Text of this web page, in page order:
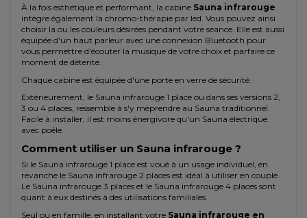
À la fois esthétique et performant, la cabine Sauna infrarouge
intègre également la chromo-thérapie par led. Vous pouvez ainsi
choisir la ou les couleurs désirées pendant votre séance. Elle est aussi
équipée d'un haut parleur avec une connexion Bluetooth pour
vous permettre d'écouter la musique de votre choix et parfaire ce
moment de détente.
Chaque cabine est équipée d'une porte en verre de sécurité.
Extérieurement, le Sauna infrarouge 1 place ou dans ses versions 2,
3 ou 4 places, ressemble à s'y méprendre au Sauna traditionnel.
Facile à installer, il est moins énergivore qu'un Sauna électrique
avec poêle.
Comment utiliser un Sauna infrarouge ?
Si le Sauna infrarouge 1 place est voué à un usage individuel, en
revanche le Sauna infrarouge 2 places est idéal à utiliser en couple.
Le Sauna infrarouge 3 places et le Sauna infrarouge 4 places sont
quant à eux destinés à des utilisations familiales.
Seul ou en famille, en installant votre Sauna infrarouge en